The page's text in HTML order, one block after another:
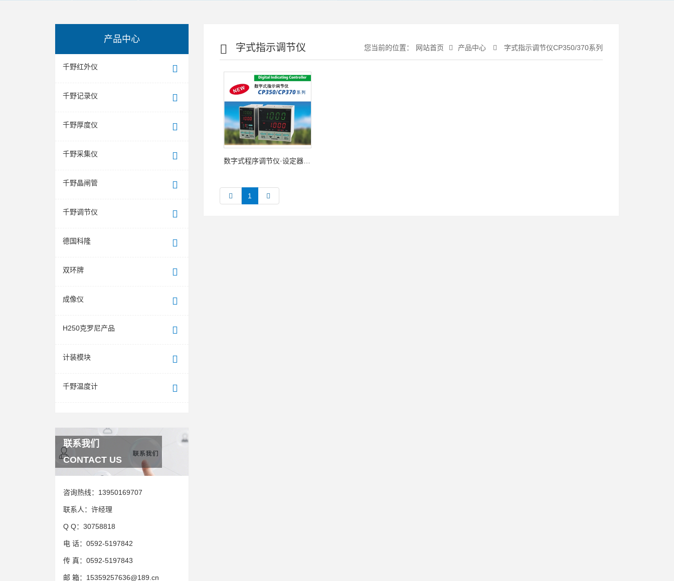
产品中心
千野红外仪
千野记录仪
千野厚度仪
千野采集仪
千野晶闸管
千野调节仪
德国科隆
双环牌
成像仪
H250克罗尼产品
计装模块
千野温度计
联系我们
CONTACT US
咨询热线： 13950169707
联系人： 许经理
Q Q： 30758818
电 话： 0592-5197842
传 真： 0592-5197843
邮 箱： 15359257636@189.cn
字式指示调节仪
CP350/370系列
您当前的位置： 网站首页 产品中心 字式指示调节仪CP350/370系列
1